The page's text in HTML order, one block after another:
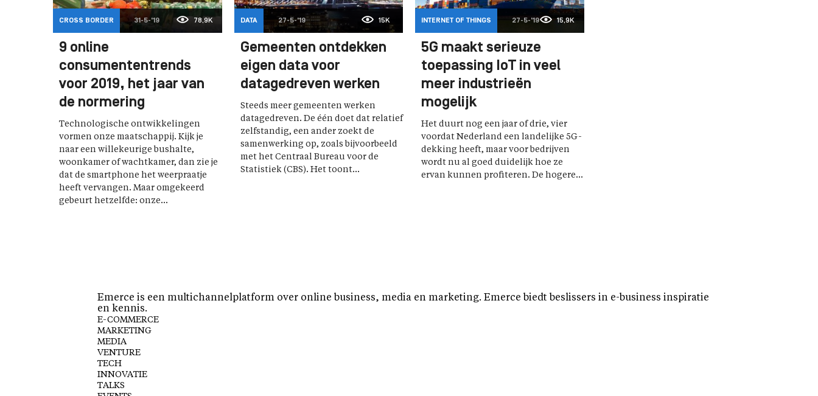
CROSS BORDER 31-5-'19 78,9K
9 online
consumententrends
voor 2019, het jaar van
de normering
Technologische ontwikkelingen
vormen onze maatschappij. Kijk je
naar een willekeurige bushalte,
woonkamer of wachtkamer, dan zie je
dat de smartphone het weerpraatje
heeft vervangen. Maar omgekeerd
gebeurt hetzelfde: onze...
DATA 27-5-'19 15K
Gemeenten ontdekken
eigen data voor
datagedreven werken
Steeds meer gemeenten werken
datagedreven. De één doet dat relatief
zelfstandig, een ander zoekt de
samenwerking op, zoals bijvoorbeeld
met het Centraal Bureau voor de
Statistiek (CBS). Het toont...
INTERNET OF THINGS 27-5-'19 15,9K
5G maakt serieuze
toepassing IoT in veel
meer industrieën
mogelijk
Het duurt nog een jaar of drie, vier
voordat Nederland een landelijke 5G-
dekking heeft, maar voor bedrijven
wordt nu al goed duidelijk hoe ze
ervan kunnen profiteren. De hogere...
Emerce is een multichannelplatform over online business, media en marketing. Emerce biedt beslissers in e-business inspiratie
en kennis.
E-COMMERCE
MARKETING
MEDIA
VENTURE
TECH
INNOVATIE
TALKS